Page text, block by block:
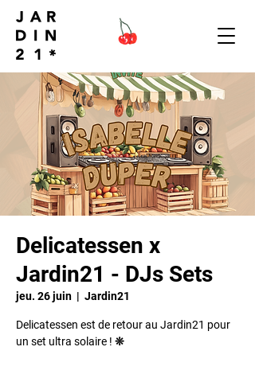
Delicatessen x
Jardin21 - DJs Sets
jeu. 26 juin
  |
Jardin21
Delicatessen est de retour au Jardin21 pour
un set ultra solaire ! ❊